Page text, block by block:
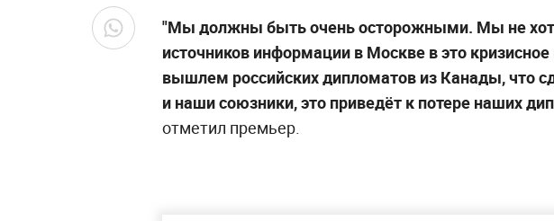
"Мы должны быть очень осторожными. Мы не
источников информации в Москве в это
вышлем российских дипломатов из Канады, что
и наши союзники, это приведёт к потере наших
отметил премьер.